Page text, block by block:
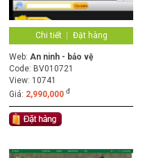
Chi tiết Đặt hàng
Web: An ninh - bảo vệ
Code: BV010721
View: 10741
Giá: 2,990,000 đ